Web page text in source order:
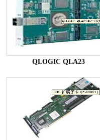
QLOGIC QLA23